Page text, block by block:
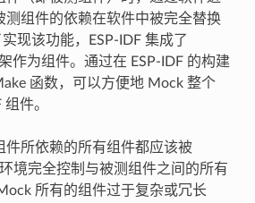
测组件的依赖在软件中被完全替换
现该功能，ESP-IDF 集成了
作为组件。通过在 ESP-IDF 的构建
函数，可以方便地 Mock 整个
件。
件所依赖的所有组件都应该被
境完全控制与被测组件之间的所有
所有的组件过于复杂或冗长